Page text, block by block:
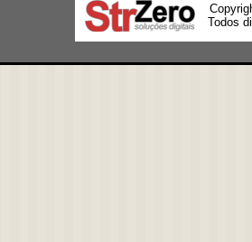
Todos